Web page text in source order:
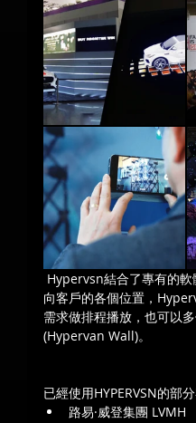
向客戶的各個位置，
需求做排程播放，也可以
(Hypervan Wall)。
已經使用HYPERVSN的部
路易·威登集團 LVMH